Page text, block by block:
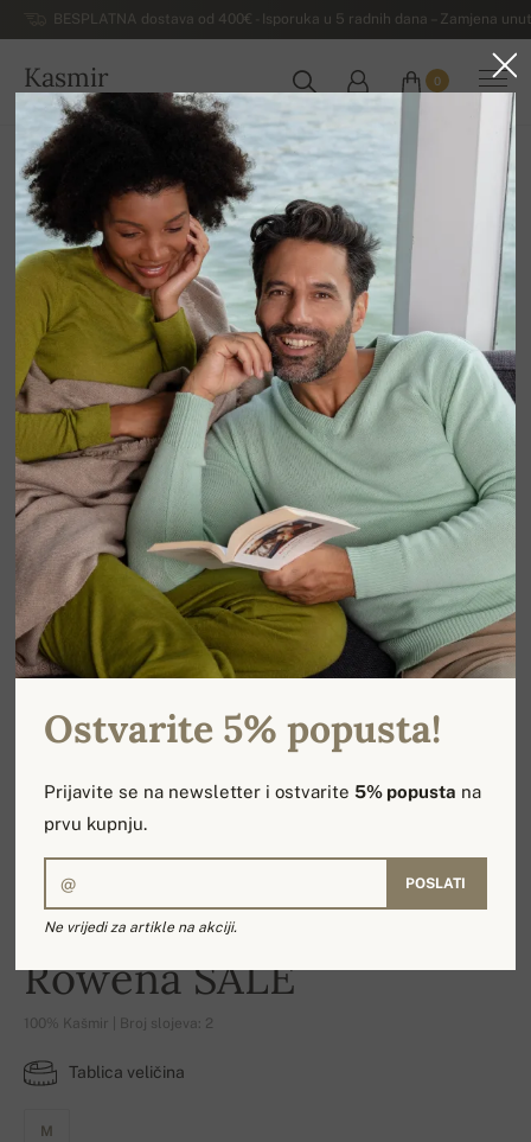
BESPLATNA dostava od 400€ - Isporuka u 5 radnih dana – Zamjena
Kasmir
HRVATSKA
0
Kuća
-14%
Rowena SALE
100% Kašmir | Broj slojeva: 2
Tablica veličina
M
Ostvarite 5% popusta!
Prijavite se na newsletter i ostvarite5% popusta na
prvu kupnju.
POSLATI
Ne vrijedi za artikle na akciji.